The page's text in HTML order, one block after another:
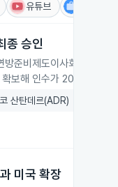
유튜브
종 승인
준비제도이사회로부
보해 인수가 2026년 8
산탄데르(ADR)
미국 확장